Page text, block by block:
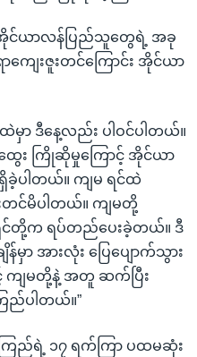
အိုင်ယာလန်ပြည်သူတွေရဲ့ အခု
းဇူးတင်ကြောင်း အိုင်ယာ
ာ ဒီနေ့လည်း ပါဝင်ပါတယ်။
ေး ကြိုဆိုမှုကြောင့် အိုင်ယာ
ပါတယ်။ ကျမ ရင်ထဲ
င်မိပါတယ်။ ကျမတို့
င်တို့က ရပ်တည်ပေးခဲ့တယ်။ ဒီ
အားလုံး ပြေပျောက်သွား
ကျမတို့နဲ့ အတူ ဆက်ပြီး
ပါတယ်။”
ကြည်ရဲ့ ၁၇ ရက်ကြာ ပထမဆုံး